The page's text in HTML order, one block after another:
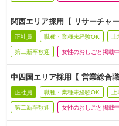
関西エリア採用【 リサーチャ
正社員 職種・業種未経験OK
第二新卒歓迎 女性のおしごと掲載中
中四国エリア採用【 営業総合
正社員 職種・業種未経験OK
第二新卒歓迎 女性のおしごと掲載中